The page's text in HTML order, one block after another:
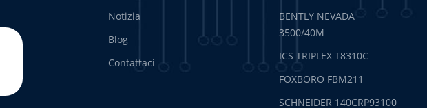
Notizia
Blog
Contattaci
BENTLY NEVADA
3500/40M
ICS TRIPLEX T8310C
FOXBORO FBM211
SCHNEIDER 140CRP93100